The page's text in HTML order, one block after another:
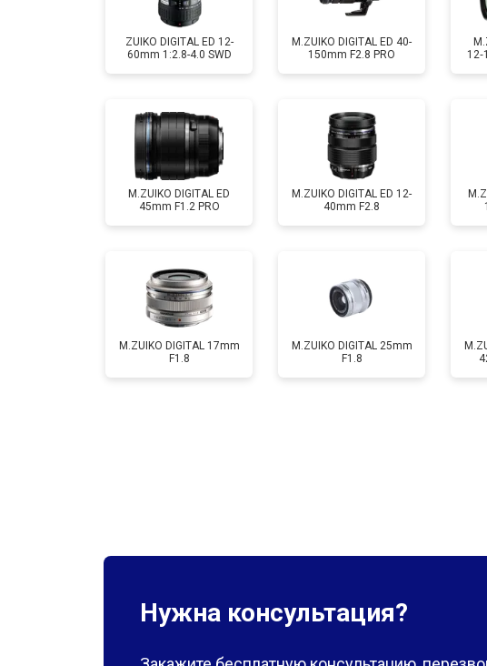
ZUIKO DIGITAL ED 12-
60mm 1:2.8-4.0 SWD
M.ZUIKO DIGITAL ED 40-
150mm F2.8 PRO
M.ZUIKO DIGITAL ED
45mm F1.2 PRO
M.ZUIKO DIGITAL ED 12-
40mm F2.8
M.ZUIKO DIGITAL 17mm
F1.8
M.ZUIKO DIGITAL 25mm
F1.8
Нужна консультация?